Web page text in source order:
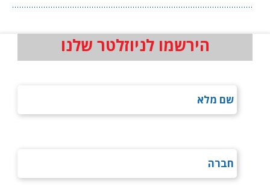
הירשמו לניוזלטר שלנו